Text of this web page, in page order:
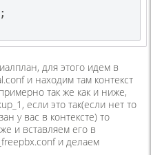
для этого идем в
и находим там контекст
так же как и ниже,
если это так(если нет то
у вас в контексте) то
и вставляем его в
и делаем